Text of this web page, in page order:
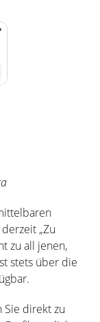
„Zu
zu all jenen,
stets über die
Sie direkt zu